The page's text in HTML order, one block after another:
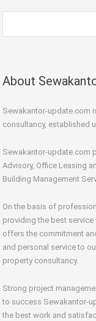
About
Sewakantor-update.com
consultancy, established
Sewakantor-update.com
Advisory, Office Leasing
Building Management
On the basis of
providing the best
offers the commitment
and personal service to
property consultancy.
Strong project
to success Sewakantor-
the best work and